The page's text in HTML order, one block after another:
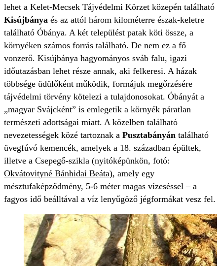
lehet a Kelet-Mecsek Tájvédelmi Körzet közepén található
Kisújbánya és az attól három kilométerre észak-keletre
található Óbánya. A két települést patak köti össze, a
környéken számos forrás található. De nem ez a fő
vonzerő. Kisújbánya hagyományos sváb falu, igazi
időutazásban lehet része annak, aki felkeresi. A házak
többsége üdülőként működik, formájuk megőrzésére
tájvédelmi törvény kötelezi a tulajdonosokat. Óbányát a
„magyar Svájcként” is emlegetik a környék páratlan
természeti adottságai miatt. A közelben található
nevezetességek közé tartoznak a Pusztabányán található
üvegfúvó kemencék, amelyek a 18. században épültek,
illetve a Csepegő-szikla (nyitóképünkön, fotó:
Okvátovityné Bánhidai Beáta), amely egy
mésztufaképződmény, 5-6 méter magas vízeséssel – a
fagyos idő beálltával a víz lenyűgöző jégformákat vesz fel.